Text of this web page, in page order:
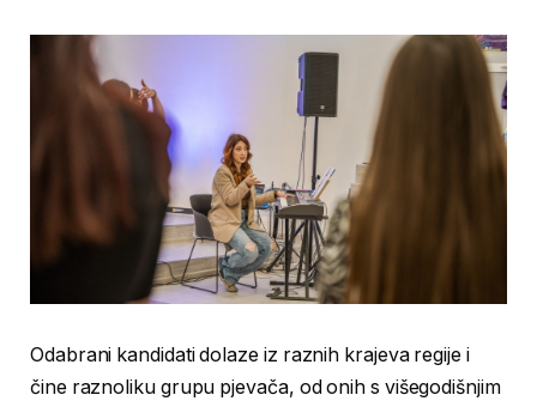
Odabrani kandidati dolaze iz raznih krajeva regije i
čine raznoliku grupu pjevača, od onih s višegodišnjim